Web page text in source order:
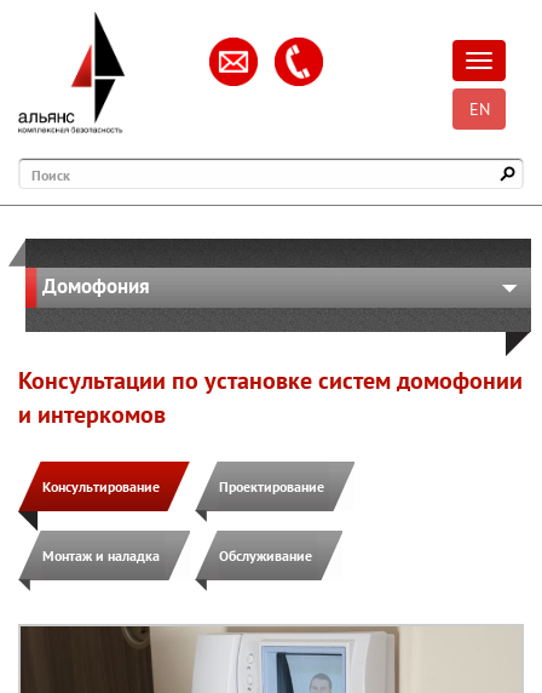
EN
Поиск
Домофония
Консультации по установке систем домофонии
и интеркомов
Консультирование Проектирование
Монтаж и наладка Обслуживание